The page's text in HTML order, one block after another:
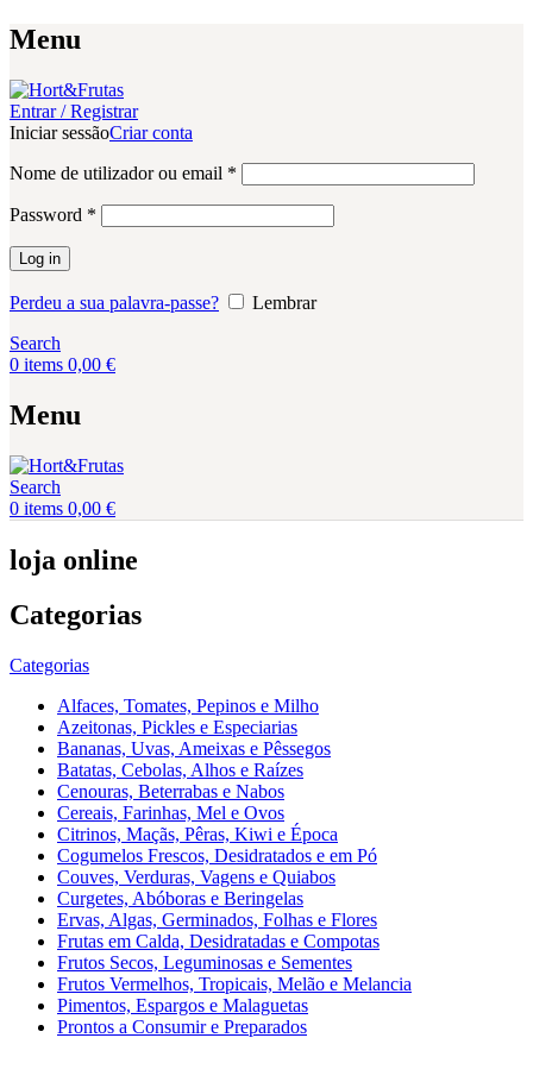
Menu
Entrar / Registrar
Iniciar sessãoCriar conta
Nome de utilizador ou email *
Password *
Log in
Perdeu a sua palavra-passe?
Lembrar
Search
0 items 0,00 €
Menu
Search
0 items 0,00 €
loja online
Categorias
Categorias
Alfaces, Tomates, Pepinos e Milho
Azeitonas, Pickles e Especiarias
Bananas, Uvas, Ameixas e Pêssegos
Batatas, Cebolas, Alhos e Raízes
Cenouras, Beterrabas e Nabos
Cereais, Farinhas, Mel e Ovos
Citrinos, Maçãs, Pêras, Kiwi e Época
Cogumelos Frescos, Desidratados e em Pó
Couves, Verduras, Vagens e Quiabos
Curgetes, Abóboras e Beringelas
Ervas, Algas, Germinados, Folhas e Flores
Frutas em Calda, Desidratadas e Compotas
Frutos Secos, Leguminosas e Sementes
Frutos Vermelhos, Tropicais, Melão e Melancia
Pimentos, Espargos e Malaguetas
Prontos a Consumir e Preparados